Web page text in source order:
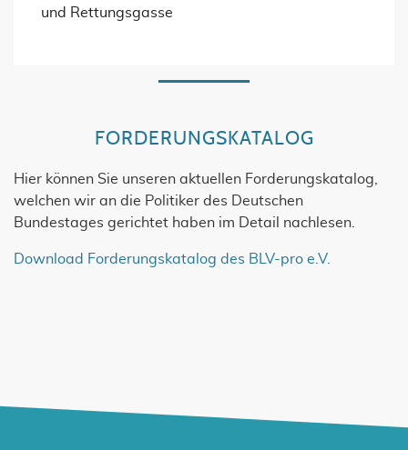
und Rettungsgasse
FORDERUNGSKATALOG
Hier können Sie unseren aktuellen Forderungskatalog,
welchen wir an die Politiker des Deutschen
Bundestages gerichtet haben im Detail nachlesen.
Download Forderungskatalog des BLV-pro e.V.